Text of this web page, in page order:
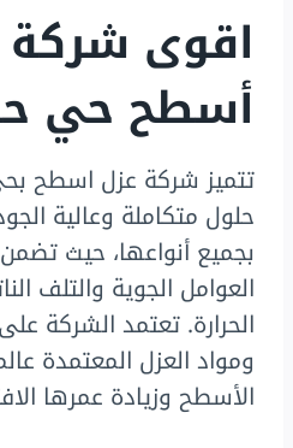
اقوى
أسطح حي
تتميز شركة عزل اسطح
حلول متكاملة وعالية
بجميع أنواعها، حيث
العوامل الجوية والتلف
الحرارة. تعتمد الشركة
ومواد العزل المعتمدة
الأسطح وزيادة عمرها